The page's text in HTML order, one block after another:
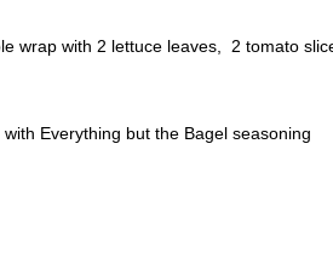
wrap with 2 lettuce leaves, 2 tomato
with Everything but the Bagel seasoning